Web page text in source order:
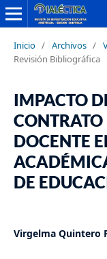
Inicio / Archivos /
Revisión Bibliográfica
IMPACTO
DOCENTE
DE
Virgelma Quintero